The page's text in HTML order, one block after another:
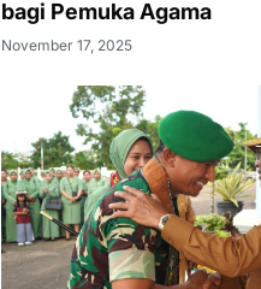
bagi Pemuka Agama
November 17, 2025